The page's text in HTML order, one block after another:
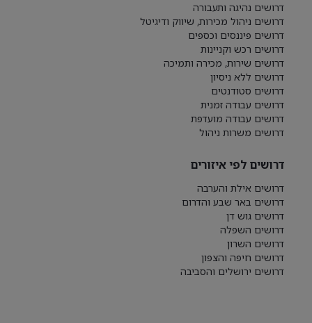
דרושים נהיגה ותעבורה
דרושים ניהול מכירות, שיווק ודיגיטל
דרושים פיננסים וכספים
דרושים רכש וקניינות
דרושים שירות, מכירה ותמיכה
דרושים ללא ניסיון
דרושים סטודנטים
דרושים עבודה זמנית
דרושים עבודה מועדפת
דרושים משרות ניהול
דרושים לפי איזורים
דרושים אילת והערבה
דרושים באר שבע והדרום
דרושים גוש דן
דרושים השפלה
דרושים השרון
דרושים חיפה והצפון
דרושים ירושלים והסביבה